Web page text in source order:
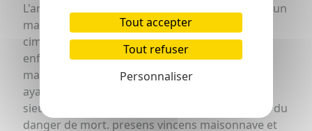
L'an mille sept cens quatre vingt dix et le trente un
may par nous soussigné á eté inhumé dans le
cimetiere de l'eglise stlaurens de thetieu, un
enfant fils legitime de jean delos et de marie
maisonnave ses pere et mere d'etat de labeur,
ayant eté ondoyé le trente du present mois par
sieur alexandre caupene m
chirurgien a cause du
danger de mort. presens vincens maisonnave et
Tout accepter
Tout refuser
Personnaliser